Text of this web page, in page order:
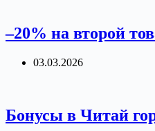
–20% на второй
03.03.2026
Бонусы в Читай